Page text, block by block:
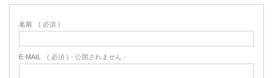
名前 ( 必須 )
E-MAIL ( 必須 ) - 公開されません -